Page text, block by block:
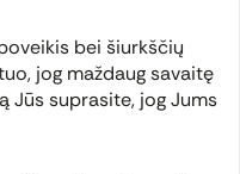
bei šiurkščių
jog maždaug savaitę
Jūs suprasite, jog Jums